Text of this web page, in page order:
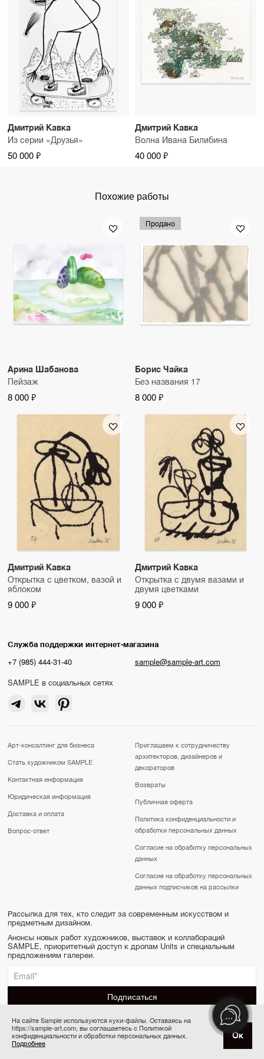
Купить за 9 000 ₽
Дмитрий Кавка
Из серии «Друзья»
50 000 ₽
Дмитрий Кавка
Волна Ивана Билибина
40 000 ₽
Похожие работы
Арина Шабанова
Пейзаж
8 000 ₽
Продано
Борис Чайка
Без названия 17
8 000 ₽
Дмитрий Кавка
Открытка с цветком, вазой и
яблоком
9 000 ₽
Дмитрий Кавка
Открытка с двумя вазами и
двумя цветками
9 000 ₽
Служба поддержки интернет-магазина
+7 (985) 444-31-40
sample@sample-art.com
SAMPLE в социальных сетях
Арт-консалтинг для бизнеса
Стать художником SAMPLE
Контактная информация
Юридическая информация
Доставка и оплата
Вопрос-ответ
Приглашаем к сотрудничеству
архитекторов, дизайнеров и
декораторов
Возвраты
Публичная оферта
Политика конфиденциальности и
обработки персональных данных
Согласие на обработку персональных
данных
Согласие на обработку персональных
данных подписчиков на рассылки
Рассылка для тех, кто следит за современным искусством и
предметным дизайном.
Анонсы новых работ художников, выставок и коллабораций
SAMPLE, приоритетный доступ к дропам Units и специальным
предложениям галереи.
SAMPLE | Online gallery & Auction © 2022-2026
Сделано в Апривер
На сайте Sample используются куки-файлы. Оставаясь на
https://sample-art.com, вы соглашаетесь с Политикой
конфиденциальности и обработки персональных данных.
Подробнее
Ок